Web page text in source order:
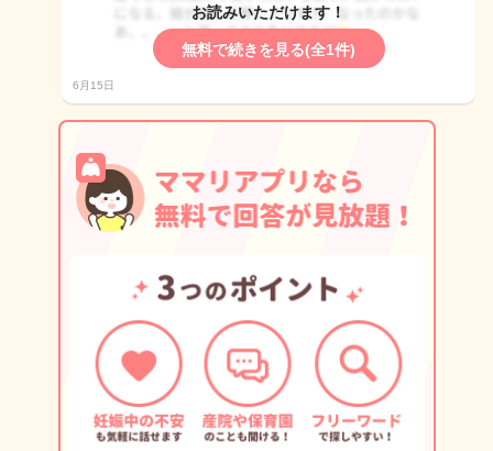
お読みいただけます！
無料で続きを見る(全1件)
6月15日